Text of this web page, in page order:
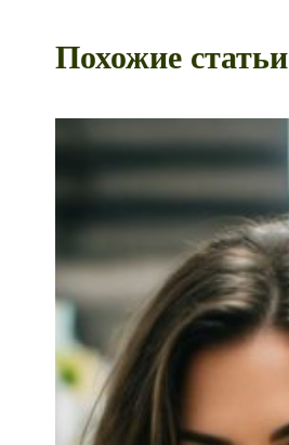
Похожие статьи